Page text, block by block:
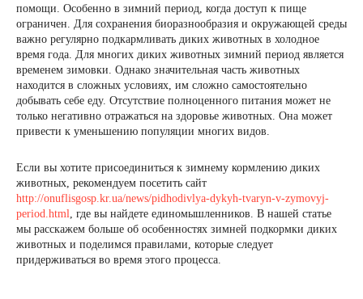
помощи. Особенно в зимний период, когда доступ к пище
ограничен. Для сохранения биоразнообразия и окружающей среды
важно регулярно подкармливать диких животных в холодное
время года. Для многих диких животных зимний период является
временем зимовки. Однако значительная часть животных
находится в сложных условиях, им сложно самостоятельно
добывать себе еду. Отсутствие полноценного питания может не
только негативно отражаться на здоровье животных. Она может
привести к уменьшению популяции многих видов.
Если вы хотите присоединиться к зимнему кормлению диких
животных, рекомендуем посетить сайт
http://onuflisgosp.kr.ua/news/pidhodivlya-dykyh-tvaryn-v-zymovyj-
period.html, где вы найдете единомышленников. В нашей статье
мы расскажем больше об особенностях зимней подкормки диких
животных и поделимся правилами, которые следует
придерживаться во время этого процесса.